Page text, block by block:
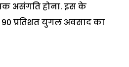
असंगति होना. इस के
प्रतिशत युगल अवसाद का